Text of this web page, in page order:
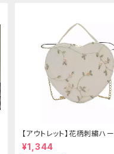
【アウトレット】花柄刺繍ハ
グ
¥1,344